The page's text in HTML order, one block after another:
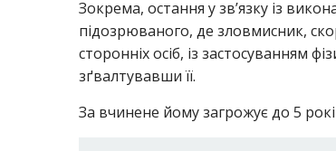
Зокрема, остання у зв’язку із
підозрюваного, де зловмисник,
сторонніх осіб, із застосуванням
зґвалтувавши її.
За вчинене йому загрожує до 5